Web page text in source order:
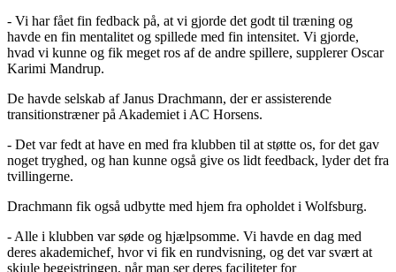
- Vi har fået fin fedback på, at vi gjorde det godt til træning og
havde en fin mentalitet og spillede med fin intensitet. Vi gjorde,
hvad vi kunne og fik meget ros af de andre spillere, supplerer Oscar
Karimi Mandrup.
De havde selskab af Janus Drachmann, der er assisterende
transitionstræner på Akademiet i AC Horsens.
- Det var fedt at have en med fra klubben til at støtte os, for det gav
noget tryghed, og han kunne også give os lidt feedback, lyder det fra
tvillingerne.
Drachmann fik også udbytte med hjem fra opholdet i Wolfsburg.
- Alle i klubben var søde og hjælpsomme. Vi havde en dag med
deres akademichef, hvor vi fik en rundvisning, og det var svært at
skjule begejstringen, når man ser deres faciliteter for